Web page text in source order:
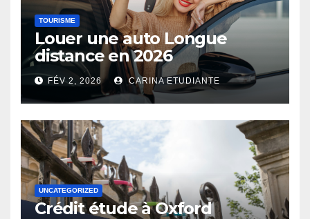
TOURISME
Louer une auto Longue
distance en 2026
FÉV 2, 2026 CARINA ETUDIANTE
UNCATEGORIZED
Crédit étude à Oxford